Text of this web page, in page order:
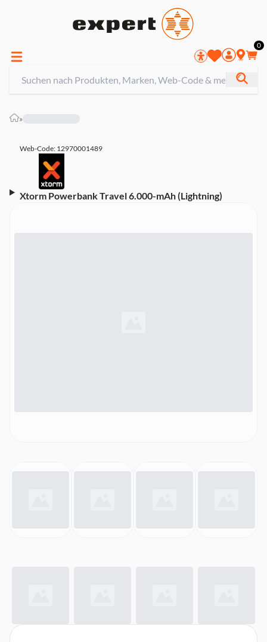
0
»
Web-Code: 12970001489
Xtorm Powerbank Travel 6.000-mAh (Lightning)